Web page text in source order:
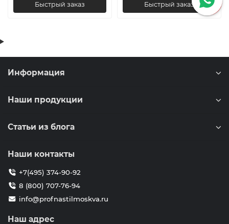
Быстрый заказ Быстрый заказ
Информация
Наши продукции
Статьи из блога
Наши контакты
+7(495) 374-90-92
8 (800) 707-76-94
info@profnastilmoskva.ru
Наш адрес